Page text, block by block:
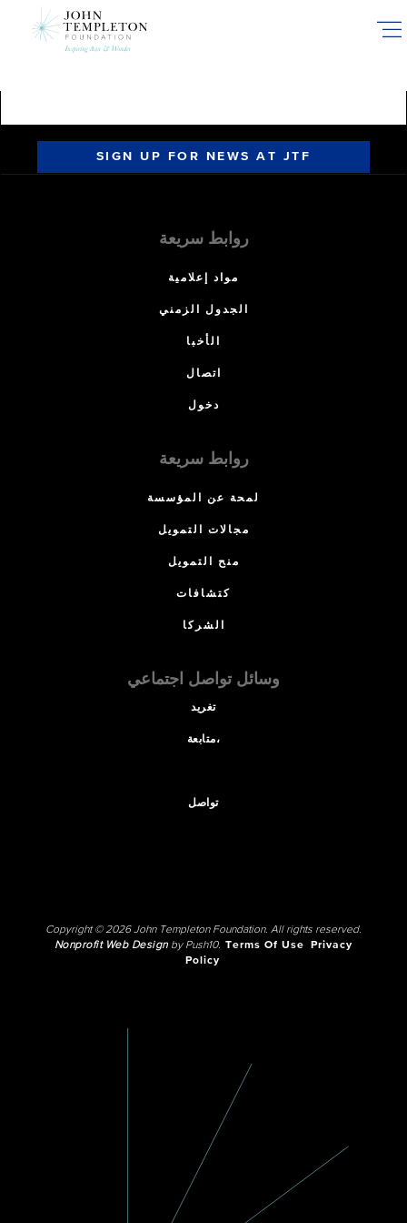
SIGN UP FOR NEWS AT JTF
روابط سريعة
مواد إعلامية
الجدول الزمني
الأخبا
اتصال
دخول
روابط سريعة
لمحة عن المؤسسة
مجالات التمويل
منح التمويل
كتشافات
الشركا
وسائل تواصل اجتماعي
تغريد
متابعة،
تواصل
Copyright © 2026 John Templeton Foundation. All rights reserved.
Nonprofit Web Designby Push10. Terms Of Use
Privacy
Policy